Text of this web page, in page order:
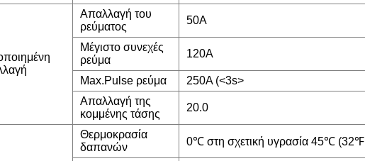
Απαλλαγή του
ρεύματος
50A
Μέγιστο συνεχές
ρεύμα
120A
Max.Pulse ρεύμα
250A (<3s>
Απαλλαγή της
κομμένης τάσης
20.0
Θερμοκρασία
δαπανών
0℃ στη σχετική υγρασία 45℃